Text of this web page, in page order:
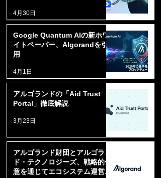
Rabby、Coinbase Walletに対
応開始
4月30日
Google Quantum AIの新ホワ
イトペーパー、Algorandを引
用
4月1日
アルゴランドの「Aid Trust
Portal」徹底解説
3月23日
アルゴランド財団とアルゴラン
ド・テクノロジーズ、戦略的合
意を通じてエコシステム運営を